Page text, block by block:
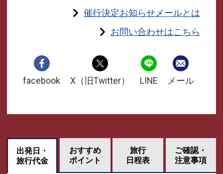
催行決定お知らせメールとは
お問い合わせはこちら
facebook X（旧Twitter） LINE メール
出発日・
旅行代金
おすすめ
ポイント
旅行
日程表
ご確認・
注意事項